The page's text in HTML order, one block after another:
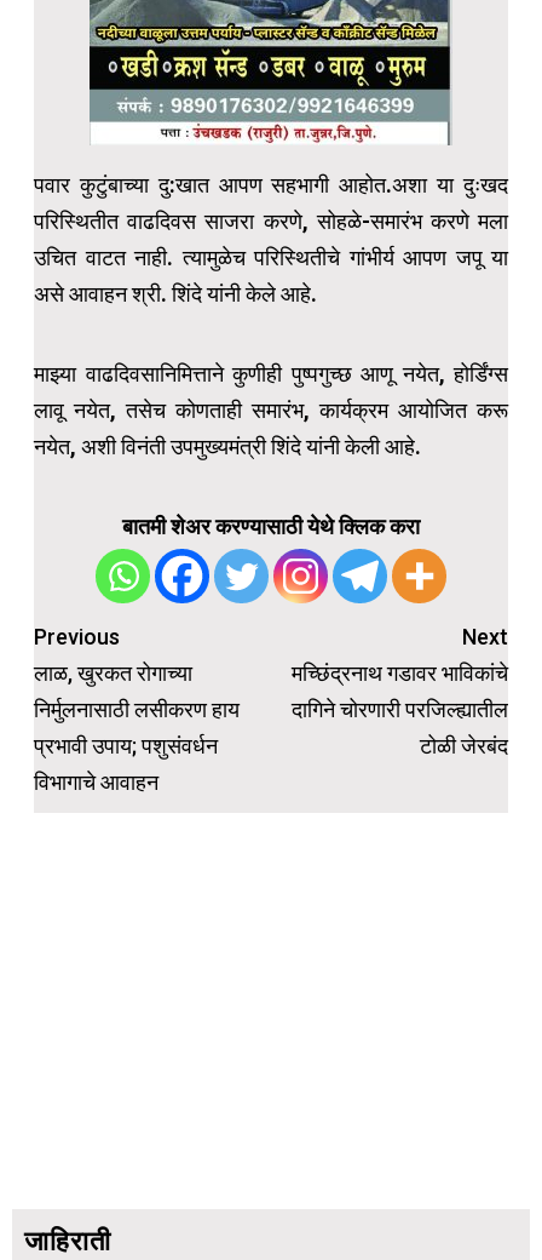
पवार कुटुंबाच्या दु:खात आपण सहभागी आहोत.अशा या दुःखद
परिस्थितीत वाढदिवस साजरा करणे, सोहळे-समारंभ करणे मला
उचित वाटत नाही. त्यामुळेच परिस्थितीचे गांभीर्य आपण जपू या
असे आवाहन श्री. शिंदे यांनी केले आहे.
माझ्या वाढदिवसानिमित्ताने कुणीही पुष्पगुच्छ आणू नयेत, होर्डिंग्स
लावू नयेत, तसेच कोणताही समारंभ, कार्यक्रम आयोजित करू
नयेत, अशी विनंती उपमुख्यमंत्री शिंदे यांनी केली आहे.
बातमी शेअर करण्यासाठी येथे क्लिक करा
Post
navigation
Previous
लाळ, खुरकत रोगाच्या
निर्मुलनासाठी लसीकरण हाय
प्रभावी उपाय; पशुसंवर्धन
विभागाचे आवाहन
Next
मच्छिंद्रनाथ गडावर भाविकांचे
दागिने चोरणारी परजिल्ह्यातील
टोळी जेरबंद
जाहिराती